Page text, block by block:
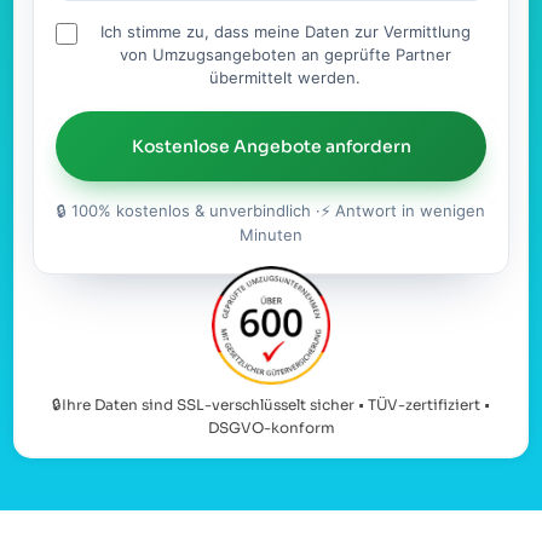
Ich stimme zu, dass meine Daten zur Vermittlung
von Umzugsangeboten an geprüfte Partner
übermittelt werden.
Kostenlose Angebote anfordern
🔒 100% kostenlos & unverbindlich ·⚡ Antwort in wenigen
Minuten
🔒Ihre Daten sind SSL-verschlüsselt sicher • TÜV-zertifiziert •
DSGVO-konform